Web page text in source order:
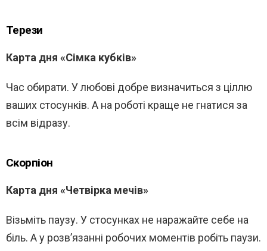
Терези
Карта дня «Сімка кубків»
Час обирати. У любові добре визначиться з ціллю
ваших стосунків. А на роботі краще не гнатися за
всім відразу.
Скорпіон
Карта дня «Четвірка мечів»
Візьміть паузу. У стосунках не наражайте себе на
біль. А у розв’язанні робочих моментів робіть паузи.